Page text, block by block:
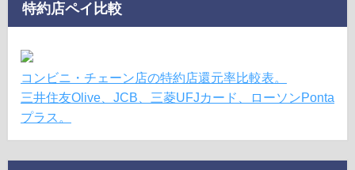
特約店ペイ比較
コンビニ・チェーン店の特約店還元率比較表。
三井住友Olive、JCB、三菱UFJカード、ローソンPonta
プラス。